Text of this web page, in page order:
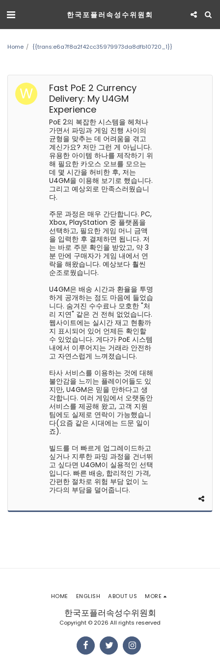
한국포플러속성수위원회
Home {{trans:e6a7f8a2f42cc35979973da8dfb10720_1}}
Fast PoE 2 Currency
Delivery: My U4GM
Experience
PoE 2의 복잡한 시스템을 헤쳐나
가면서 파밍과 게임 진행 사이의
균형을 맞추는 데 어려움을 겪고
계신가요? 저만 그런 게 아닙니다.
유용한 아이템 하나를 제작하기 위
해 필요한 카오스 오브를 모으는
데 몇 시간을 허비한 후, 저는
U4GM을 이용해 보기로 했습니다.
그리고 예상외로 만족스러웠습니
다.
주문 과정은 매우 간단합니다. PC,
Xbox, PlayStation 중 플랫폼을
선택하고, 필요한 게임 머니 금액
을 입력한 후 결제하면 됩니다. 저
는 바로 주문 확인을 받았고, 약 3
분 만에 구매자가 게임 내에서 연
락을 해왔습니다. 예상보다 훨씬
순조로웠습니다.
U4GM은 배송 시간과 환율을 투명
하게 공개하는 점도 마음에 들었습
니다. 숨겨진 수수료나 모호한 "처
리 지연" 같은 건 전혀 없었습니다.
웹사이트에는 실시간 재고 현황까
지 표시되어 있어 언제든 확인할
수 있었습니다. 게다가 PoE 시스템
내에서 이루어지는 거래라 안전하
고 자연스럽게 느껴졌습니다.
타사 서비스를 이용하는 것에 대해
불안감을 느끼는 플레이어들도 있
지만, U4GM은 믿을 만하다고 생
각합니다. 여러 게임에서 오랫동안
서비스를 제공해 왔고, 고객 지원
팀에도 실제로 연락이 가능했습니
다(요즘 같은 시대에는 드문 일이
죠).
빌드를 더 빠르게 업그레이드하고
싶거나 지루한 파밍 과정을 건너뛰
고 싶다면 U4GM이 실용적인 선택
입니다. 빠른 배송, 합리적인 가격,
간편한 절차로 위험 부담 없이 노
가다의 부담을 덜어줍니다.
한국포플러속성수위원회
Copyright © 2026 All rights reserved
HOME ENGLISH ABOUT US MORE